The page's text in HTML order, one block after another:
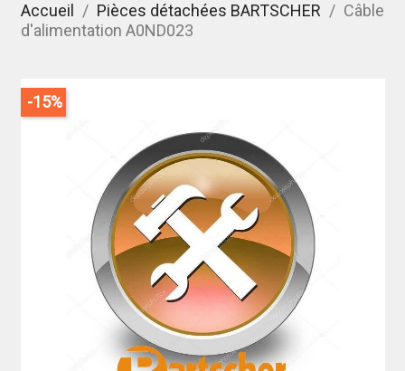
Accueil Pièces détachées BARTSCHER
Câble
d'alimentation A0ND023
-15%